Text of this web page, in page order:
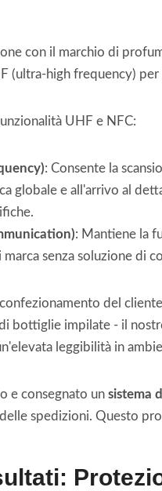
con il marchio di
(ultra-high frequency)
UHF e NFC:
: Consente la
globale e all'arrivo al
: Mantiene la
senza soluzione di
del
bottiglie impilate - il
leggibilità in
e consegnato un sistema
spedizioni. Questo